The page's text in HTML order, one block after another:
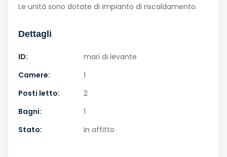
Le unità sono dotate di impianto di riscaldamento.
Dettagli
ID:
mari di levante
Camere:
1
Posti letto:
2
Bagni:
1
Stato:
In affitto